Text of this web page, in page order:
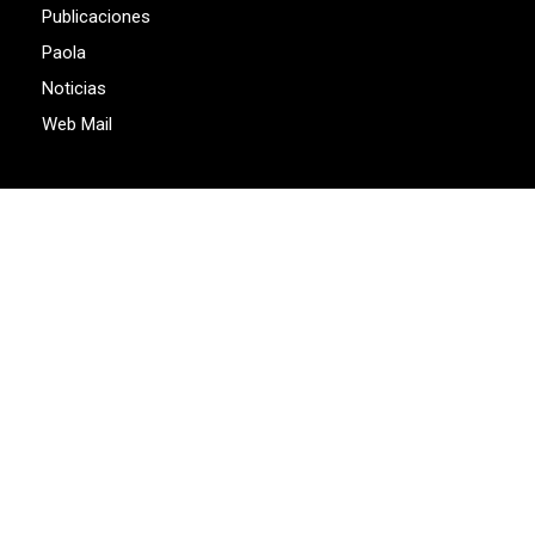
Publicaciones
Paola
Noticias
Web Mail